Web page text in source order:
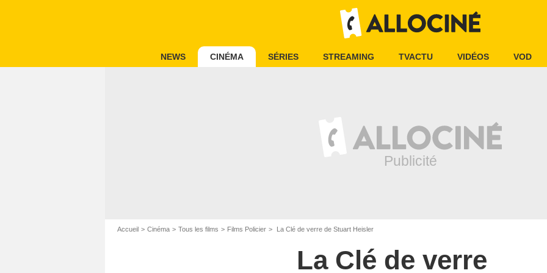
NEWS CINÉMA SÉRIES STREAMING TVACTU VIDÉOS VOD
Accueil Cinéma Tous les films Films Policier La Clé de verre de Stuart Heisler
La Clé de verre